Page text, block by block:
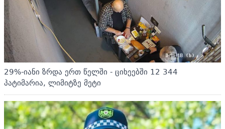
29%-იანი ზრდა ერთ წელში - ციხეებში 12 344
პატიმარია, ლიმიტზე მეტი